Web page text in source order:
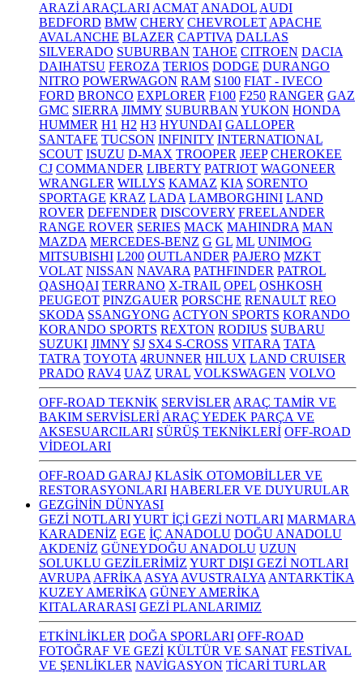
ARAZİ ARAÇLARI ACMAT ANADOL AUDI
BEDFORD BMW CHERY CHEVROLET APACHE
AVALANCHE BLAZER CAPTIVA DALLAS
SILVERADO SUBURBAN TAHOE CITROEN DACIA
DAIHATSU FEROZA TERIOS DODGE DURANGO
NITRO POWERWAGON RAM S100 FIAT - IVECO
FORD BRONCO EXPLORER F100 F250 RANGER GAZ
GMC SIERRA JIMMY SUBURBAN YUKON HONDA
HUMMER H1 H2 H3 HYUNDAI GALLOPER
SANTAFE TUCSON INFINITY INTERNATIONAL
SCOUT ISUZU D-MAX TROOPER JEEP CHEROKEE
CJ COMMANDER LIBERTY PATRIOT WAGONEER
WRANGLER WILLYS KAMAZ KIA SORENTO
SPORTAGE KRAZ LADA LAMBORGHINI LAND
ROVER DEFENDER DISCOVERY FREELANDER
RANGE ROVER SERIES MACK MAHINDRA MAN
MAZDA MERCEDES-BENZ G GL ML UNIMOG
MITSUBISHI L200 OUTLANDER PAJERO MZKT
VOLAT NISSAN NAVARA PATHFINDER PATROL
QASHQAI TERRANO X-TRAIL OPEL OSHKOSH
PEUGEOT PINZGAUER PORSCHE RENAULT REO
SKODA SSANGYONG ACTYON SPORTS KORANDO
KORANDO SPORTS REXTON RODIUS SUBARU
SUZUKI JIMNY SJ SX4 S-CROSS VITARA TATA
TATRA TOYOTA 4RUNNER HILUX LAND CRUISER
PRADO RAV4 UAZ URAL VOLKSWAGEN VOLVO
OFF-ROAD TEKNİK SERVİSLER ARAÇ TAMİR VE
BAKIM SERVİSLERİ ARAÇ YEDEK PARÇA VE
AKSESUARCILARI SÜRÜŞ TEKNİKLERİ OFF-ROAD
VİDEOLARI
OFF-ROAD GARAJ KLASİK OTOMOBİLLER VE
RESTORASYONLARI HABERLER VE DUYURULAR
GEZGİNİN DÜNYASI
GEZİ NOTLARIYURT İÇİ GEZİ NOTLARI MARMARA
KARADENİZ EGE İÇ ANADOLU DOĞU ANADOLU
AKDENİZ GÜNEYDOĞU ANADOLU UZUN
SOLUKLU GEZİLERİMİZ YURT DIŞI GEZİ NOTLARI
AVRUPA AFRİKA ASYA AVUSTRALYA ANTARKTİKA
KUZEY AMERİKA GÜNEY AMERİKA
KITALARARASI GEZİ PLANLARIMIZ
ETKİNLİKLER DOĞA SPORLARI OFF-ROAD
FOTOĞRAF VE GEZİ KÜLTÜR VE SANAT FESTİVAL
VE ŞENLİKLER NAVİGASYON TİCARİ TURLAR